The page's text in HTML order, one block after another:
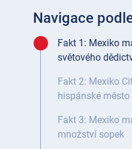
Navigace
Fakt 1: Mexiko
světového
Fakt 2: Mexiko
hispánské město
Fakt 3: Mexiko
množství sopek